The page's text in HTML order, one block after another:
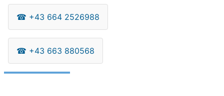
☎ +43 664 2526988
☎ +43 663 880568